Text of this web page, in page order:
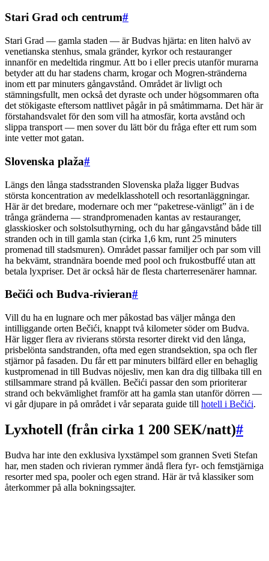
Stari Grad och centrum#
Stari Grad — gamla staden — är Budvas hjärta: en liten halvö av
venetianska stenhus, smala gränder, kyrkor och restauranger
innanför en medeltida ringmur. Att bo i eller precis utanför murarna
betyder att du har stadens charm, krogar och Mogren-stränderna
inom ett par minuters gångavstånd. Området är livligt och
stämningsfullt, men också det dyraste och under högsommaren ofta
det stökigaste eftersom nattlivet pågår in på småtimmarna. Det här är
förstahandsvalet för den som vill ha atmosfär, korta avstånd och
slippa transport — men sover du lätt bör du fråga efter ett rum som
inte vetter mot gatan.
Slovenska plaža#
Längs den långa stadsstranden Slovenska plaža ligger Budvas
största koncentration av medelklasshotell och resortanläggningar.
Här är det bredare, modernare och mer “paketrese-vänligt” än i de
trånga gränderna — strandpromenaden kantas av restauranger,
glasskiosker och solstolsuthyrning, och du har gångavstånd både till
stranden och in till gamla stan (cirka 1,6 km, runt 25 minuters
promenad till stadsmuren). Området passar familjer och par som vill
ha bekvämt, strandnära boende med pool och frukostbuffé utan att
betala lyxpriser. Det är också här de flesta charterresenärer hamnar.
Bečići och Budva-rivieran#
Vill du ha en lugnare och mer påkostad bas väljer många den
intilliggande orten Bečići, knappt två kilometer söder om Budva.
Här ligger flera av rivierans största resorter direkt vid den långa,
prisbelönta sandstranden, ofta med egen strandsektion, spa och fler
stjärnor på fasaden. Du får ett par minuters bilfärd eller en behaglig
kustpromenad in till Budvas nöjesliv, men kan dra dig tillbaka till en
stillsammare strand på kvällen. Bečići passar den som prioriterar
strand och bekvämlighet framför att ha gamla stan utanför dörren —
vi går djupare in på området i vår separata guide till hotell i Bečići.
Lyxhotell (från cirka 1 200 SEK/natt)#
Budva har inte den exklusiva lyxstämpel som grannen Sveti Stefan
har, men staden och rivieran rymmer ändå flera fyr- och femstjärniga
resorter med spa, pooler och egen strand. Här är två klassiker som
återkommer på alla bokningssajter.